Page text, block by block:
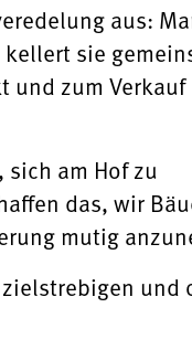
aus:
sie
und zum Verkauf
am Hof zu
das, wir
mutig
und